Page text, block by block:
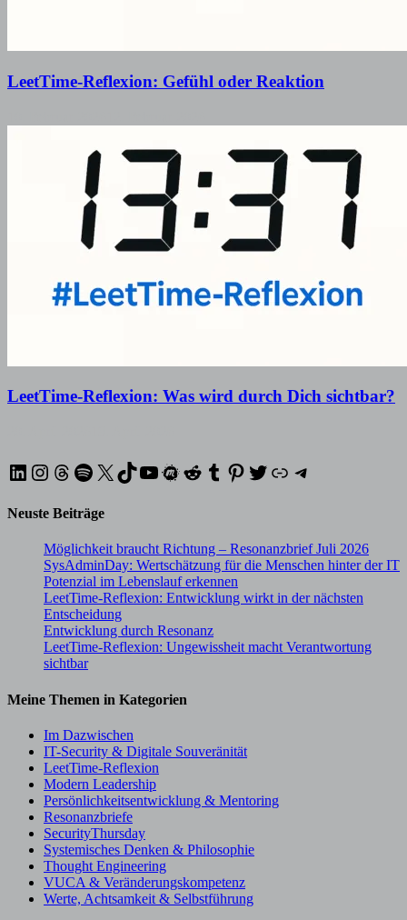
LeetTime-Reflexion: Gefühl oder Reaktion
LeetTime-Reflexion: Was wird durch Dich sichtbar?
LinkedIn
Instagram
Threads
Spotify
X TikTok
YouTube
Meetup
Reddit
Tumblr
Pinterest
Twitter
XINGTelegram
Neuste Beiträge
Möglichkeit braucht Richtung – Resonanzbrief Juli 2026
SysAdminDay: Wertschätzung für die Menschen hinter der IT
Potenzial im Lebenslauf erkennen
LeetTime-Reflexion: Entwicklung wirkt in der nächsten
Entscheidung
Entwicklung durch Resonanz
LeetTime-Reflexion: Ungewissheit macht Verantwortung
sichtbar
Meine Themen in Kategorien
Im Dazwischen
IT-Security & Digitale Souveränität
LeetTime-Reflexion
Modern Leadership
Persönlichkeitsentwicklung & Mentoring
Resonanzbriefe
SecurityThursday
Systemisches Denken & Philosophie
Thought Engineering
VUCA & Veränderungskompetenz
Werte, Achtsamkeit & Selbstführung